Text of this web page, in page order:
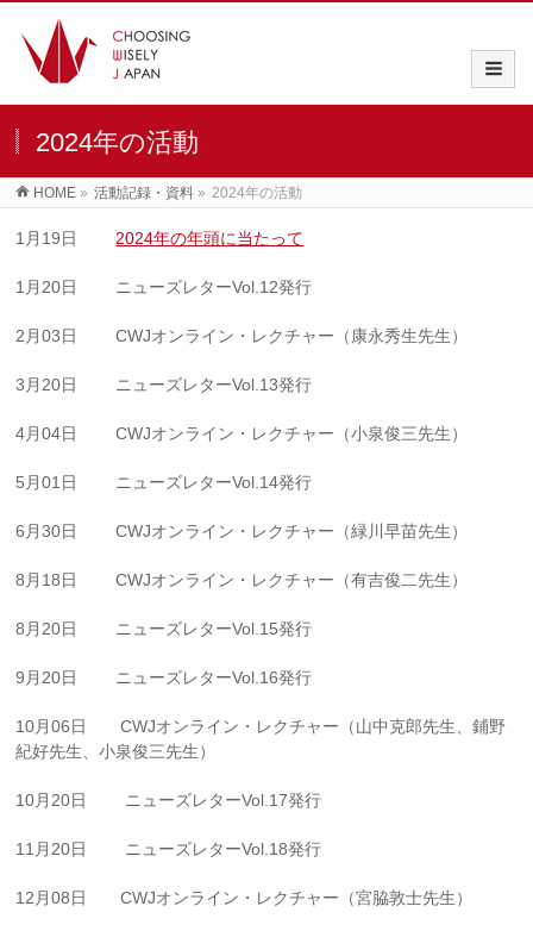
2024年の活動
HOME » 活動記録・資料 » 2024年の活動
1月19日 2024年の年頭に当たって
1月20日 ニューズレターVol.12発行
2月03日 CWJオンライン・レクチャー（康永秀生先生）
3月20日 ニューズレターVol.13発行
4月04日 CWJオンライン・レクチャー（小泉俊三先生）
5月01日 ニューズレターVol.14発行
6月30日 CWJオンライン・レクチャー（緑川早苗先生）
8月18日 CWJオンライン・レクチャー（有吉俊二先生）
8月20日 ニューズレターVol.15発行
9月20日 ニューズレターVol.16発行
10月06日 CWJオンライン・レクチャー（山中克郎先生、鋪野
紀好先生、小泉俊三先生）
10月20日 ニューズレターVol.17発行
11月20日 ニューズレターVol.18発行
12月08日 CWJオンライン・レクチャー（宮脇敦士先生）